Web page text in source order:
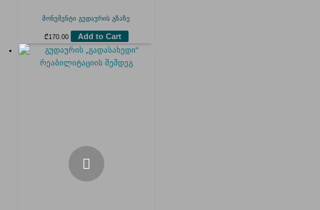
მონუმენტი გუდაურის გზაზე
₾170.00 Add to Cart